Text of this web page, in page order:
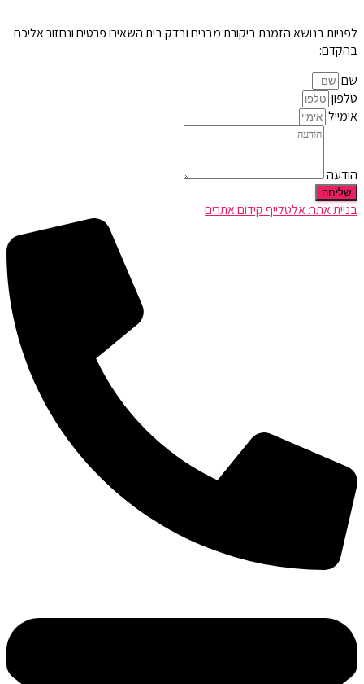
לפניות בנושא הזמנת ביקורת מבנים ובדק בית השאירו פרטים ונחזור אליכם
בהקדם:
שם
טלפון
אימייל
הודעה
שליחה
בניית אתר: אלטלייף קידום אתרים